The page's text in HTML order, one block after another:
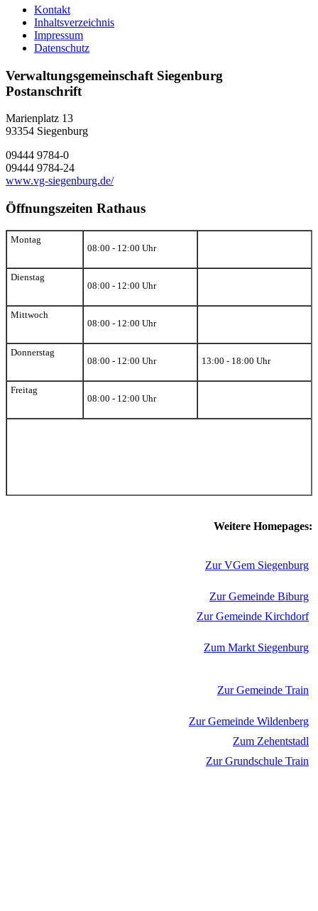
Kontakt
Inhaltsverzeichnis
Impressum
Datenschutz
Verwaltungsgemeinschaft Siegenburg
Postanschrift
Marienplatz 13
93354 Siegenburg
09444 9784-0
09444 9784-24
www.vg-siegenburg.de/
Öffnungszeiten Rathaus
Montag
08:00 - 12:00 Uhr
Dienstag
08:00 - 12:00 Uhr
Mittwoch
08:00 - 12:00 Uhr
Donnerstag
08:00 - 12:00 Uhr
13:00 - 18:00 Uhr
Freitag
08:00 - 12:00 Uhr
Weitere Homepages:
Zur VGem Siegenburg
Zur Gemeinde Biburg
Zur Gemeinde Kirchdorf
Zum Markt Siegenburg
Zur Gemeinde Train
Zur Gemeinde Wildenberg
Zum Zehentstadl
Zur Grundschule Train